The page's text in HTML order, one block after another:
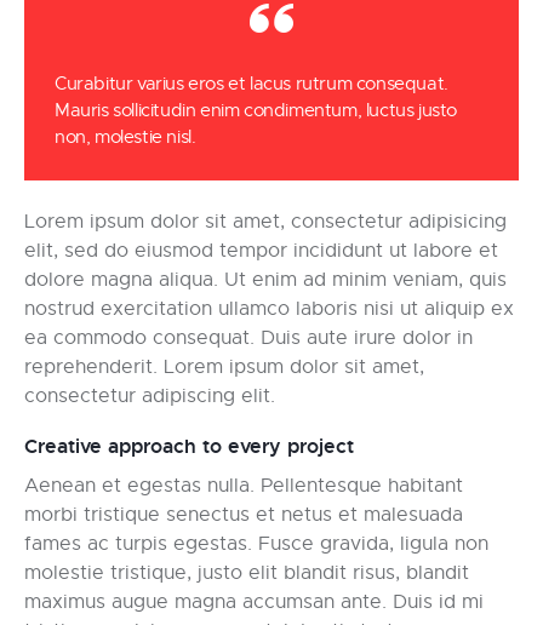
Curabitur varius eros et lacus rutrum consequat.
Mauris sollicitudin enim condimentum, luctus justo
non, molestie nisl.
Lorem ipsum dolor sit amet, consectetur adipisicing
elit, sed do eiusmod tempor incididunt ut labore et
dolore magna aliqua. Ut enim ad minim veniam, quis
nostrud exercitation ullamco laboris nisi ut aliquip ex
ea commodo consequat. Duis aute irure dolor in
reprehenderit. Lorem ipsum dolor sit amet,
consectetur adipiscing elit.
Creative approach to every project
Aenean et egestas nulla. Pellentesque habitant
morbi tristique senectus et netus et malesuada
fames ac turpis egestas. Fusce gravida, ligula non
molestie tristique, justo elit blandit risus, blandit
maximus augue magna accumsan ante. Duis id mi